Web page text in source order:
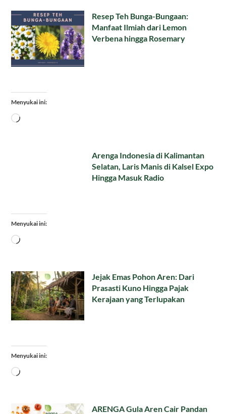
Resep Teh Bunga-Bungaan:
Manfaat Ilmiah dari Lemon
Verbena hingga Rosemary
Menyukai ini:
Memuat...
Arenga Indonesia di Kalimantan
Selatan, Laris Manis di Kalsel Expo
Hingga Masuk Radio
Menyukai ini:
Memuat...
Jejak Emas Pohon Aren: Dari
Prasasti Kuno Hingga Pajak
Kerajaan yang Terlupakan
Menyukai ini:
Memuat...
ARENGA Gula Aren Cair Pandan